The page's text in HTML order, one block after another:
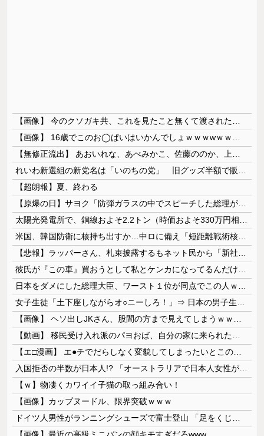
【超朗報】夏、終わる
【ｗ】物凄くカワイイ子猫の取っ組み合い！
【画像】カップヌードル、限界突破ｗｗｗ
【画像】最近の高級ミニバンの顔キモすぎだろwww